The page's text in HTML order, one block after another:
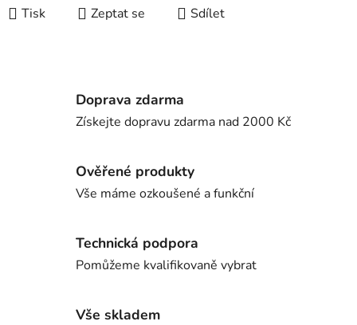
Tisk Zeptat se Sdílet
Doprava zdarma
Získejte dopravu zdarma nad 2000 Kč
Ověřené produkty
Vše máme ozkoušené a funkční
Technická podpora
Pomůžeme kvalifikovaně vybrat
Vše skladem